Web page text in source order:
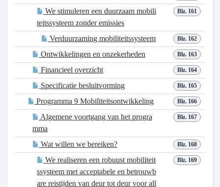
Blz. 161
We stimuleren een duurzaam mobili
teitssysteem zonder emissies
Blz. 162
Verduurzaming mobiliteitssysteem
Blz. 163
Ontwikkelingen en onzekerheden
Blz. 164
Financieel overzicht
Blz. 165
Specificatie besluitvorming
Blz. 166
Programma 9 Mobiliteitsontwikkeling
Blz. 167
Algemene voortgang van het progra
mma
Blz. 168
Wat willen we bereiken?
Blz. 169
We realiseren een robuust mobiliteit
ssysteem met acceptabele en betrouwb
are reistijden van deur tot deur voor all